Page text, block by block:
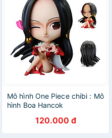
Mô hình One Piece chibi : Mô
hình Boa Hancok
120.000 đ